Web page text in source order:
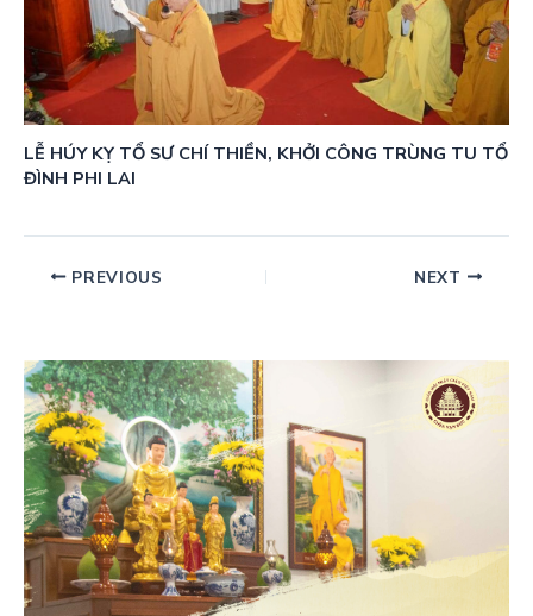
LỄ HÚY KỴ TỔ SƯ CHÍ THIỀN, KHỞI CÔNG TRÙNG TU TỔ
ĐÌNH PHI LAI
PREVIOUS NEXT